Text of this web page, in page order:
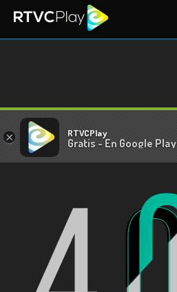
× RTVCPlay
Gratis - En Google Play